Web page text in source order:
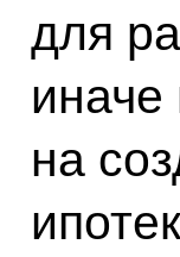
для
на